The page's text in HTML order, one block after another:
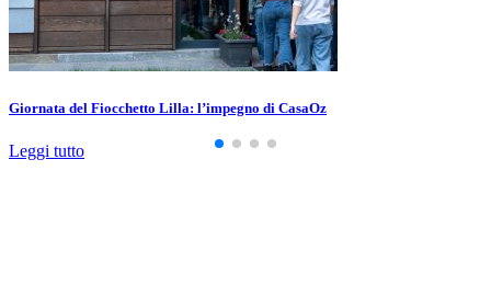
Giornata del Fiocchetto Lilla: l’impegno di CasaOz
Leggi tutto